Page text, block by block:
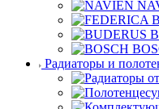
Радиаторы и